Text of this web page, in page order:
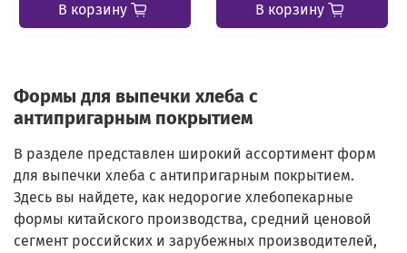
В корзину В корзину
Формы для выпечки хлеба с
антипригарным покрытием
В разделе представлен широкий ассортимент форм
для выпечки хлеба с антипригарным покрытием.
Здесь вы найдете, как недорогие хлебопекарные
формы китайского производства, средний ценовой
сегмент российских и зарубежных производителей,